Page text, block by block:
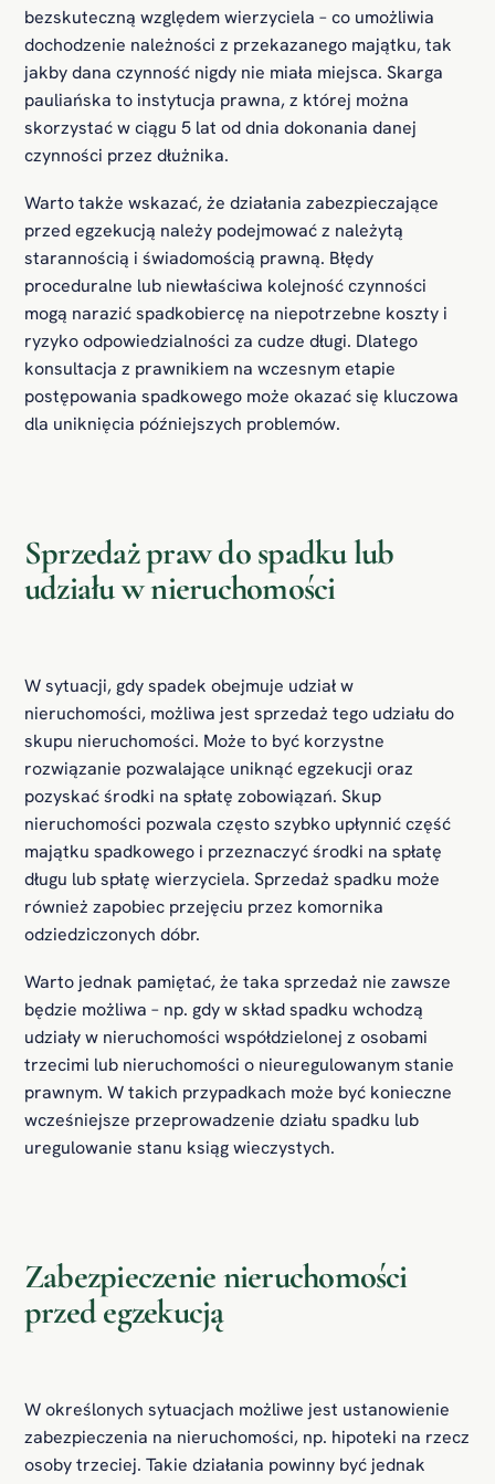
bezskuteczną względem wierzyciela – co umożliwia
dochodzenie należności z przekazanego majątku, tak
jakby dana czynność nigdy nie miała miejsca. Skarga
pauliańska to instytucja prawna, z której można
skorzystać w ciągu 5 lat od dnia dokonania danej
czynności przez dłużnika.
Warto także wskazać, że działania zabezpieczające
przed egzekucją należy podejmować z należytą
starannością i świadomością prawną. Błędy
proceduralne lub niewłaściwa kolejność czynności
mogą narazić spadkobiercę na niepotrzebne koszty i
ryzyko odpowiedzialności za cudze długi. Dlatego
konsultacja z prawnikiem na wczesnym etapie
postępowania spadkowego może okazać się kluczowa
dla uniknięcia późniejszych problemów.
Sprzedaż praw do spadku lub
udziału w nieruchomości
W sytuacji, gdy spadek obejmuje udział w
nieruchomości, możliwa jest sprzedaż tego udziału do
skupu nieruchomości. Może to być korzystne
rozwiązanie pozwalające uniknąć egzekucji oraz
pozyskać środki na spłatę zobowiązań. Skup
nieruchomości pozwala często szybko upłynnić część
majątku spadkowego i przeznaczyć środki na spłatę
długu lub spłatę wierzyciela. Sprzedaż spadku może
również zapobiec przejęciu przez komornika
odziedziczonych dóbr.
Warto jednak pamiętać, że taka sprzedaż nie zawsze
będzie możliwa – np. gdy w skład spadku wchodzą
udziały w nieruchomości współdzielonej z osobami
trzecimi lub nieruchomości o nieuregulowanym stanie
prawnym. W takich przypadkach może być konieczne
wcześniejsze przeprowadzenie działu spadku lub
uregulowanie stanu ksiąg wieczystych.
Zabezpieczenie nieruchomości
przed egzekucją
W określonych sytuacjach możliwe jest ustanowienie
zabezpieczenia na nieruchomości, np. hipoteki na rzecz
osoby trzeciej. Takie działania powinny być jednak